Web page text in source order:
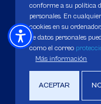
Política de Protección
Derechos Pecuniarios
conforme a su política
personales. En
cookies en su
de datos personales
como el correo
Más información
ACEPTAR